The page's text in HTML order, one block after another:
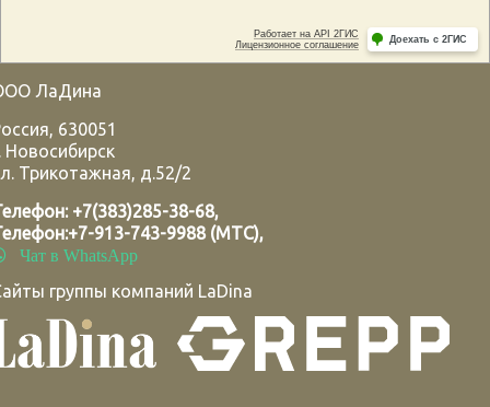
ЛаДина
, 630051
Новосибирск
Трикотажная, д.52/2
+7(383)285-38-68,
+7-913-743-9988 (МТС),
Чат в WhatsApp
группы компаний LaDina